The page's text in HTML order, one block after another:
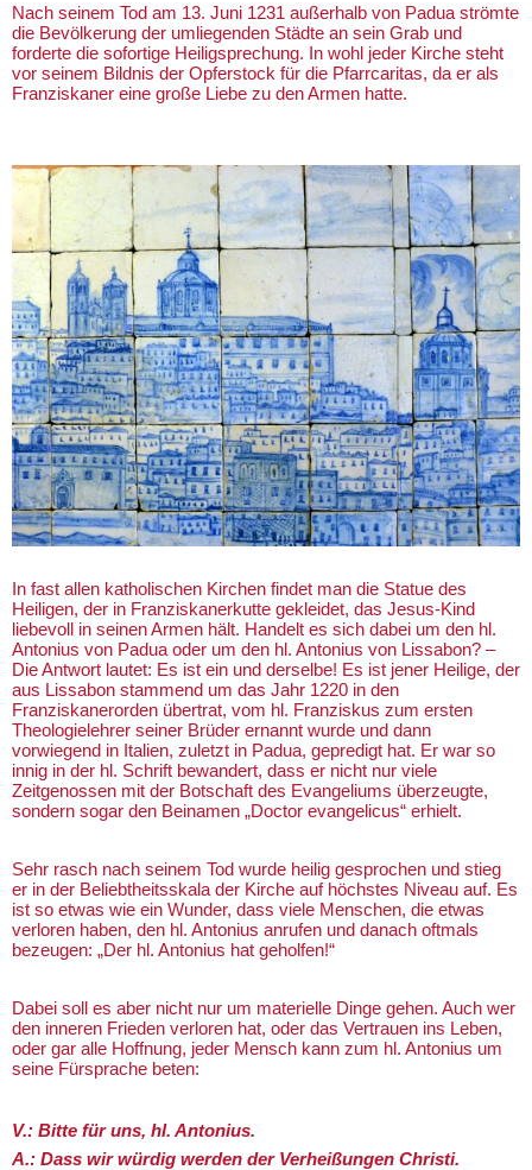
Nach seinem Tod am 13. Juni 1231 außerhalb von Padua strömte
die Bevölkerung der umliegenden Städte an sein Grab und
forderte die sofortige Heiligsprechung. In wohl jeder Kirche steht
vor seinem Bildnis der Opferstock für die Pfarrcaritas, da er als
Franziskaner eine große Liebe zu den Armen hatte.
In fast allen katholischen Kirchen findet man die Statue des
Heiligen, der in Franziskanerkutte gekleidet, das Jesus-Kind
liebevoll in seinen Armen hält. Handelt es sich dabei um den hl.
Antonius von Padua oder um den hl. Antonius von Lissabon? –
Die Antwort lautet: Es ist ein und derselbe! Es ist jener Heilige, der
aus Lissabon stammend um das Jahr 1220 in den
Franziskanerorden übertrat, vom hl. Franziskus zum ersten
Theologielehrer seiner Brüder ernannt wurde und dann
vorwiegend in Italien, zuletzt in Padua, gepredigt hat. Er war so
innig in der hl. Schrift bewandert, dass er nicht nur viele
Zeitgenossen mit der Botschaft des Evangeliums überzeugte,
sondern sogar den Beinamen „Doctor evangelicus“ erhielt.
Sehr rasch nach seinem Tod wurde heilig gesprochen und stieg
er in der Beliebtheitsskala der Kirche auf höchstes Niveau auf. Es
ist so etwas wie ein Wunder, dass viele Menschen, die etwas
verloren haben, den hl. Antonius anrufen und danach oftmals
bezeugen: „Der hl. Antonius hat geholfen!“
Dabei soll es aber nicht nur um materielle Dinge gehen. Auch wer
den inneren Frieden verloren hat, oder das Vertrauen ins Leben,
oder gar alle Hoffnung, jeder Mensch kann zum hl. Antonius um
seine Fürsprache beten:
V.: Bitte für uns, hl. Antonius.
A.: Dass wir würdig werden der Verheißungen Christi.